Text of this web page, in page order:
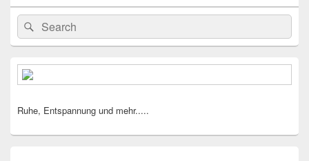
Suche
nach:
Suchen
Ruhe, Entspannung und mehr.....